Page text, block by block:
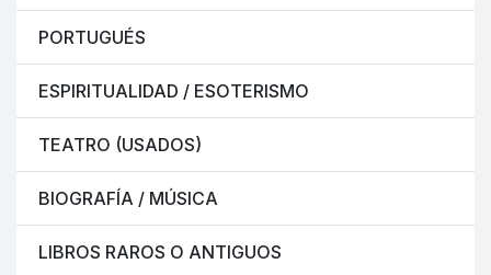
PORTUGUÉS
ESPIRITUALIDAD / ESOTERISMO
TEATRO (USADOS)
BIOGRAFÍA / MÚSICA
LIBROS RAROS O ANTIGUOS